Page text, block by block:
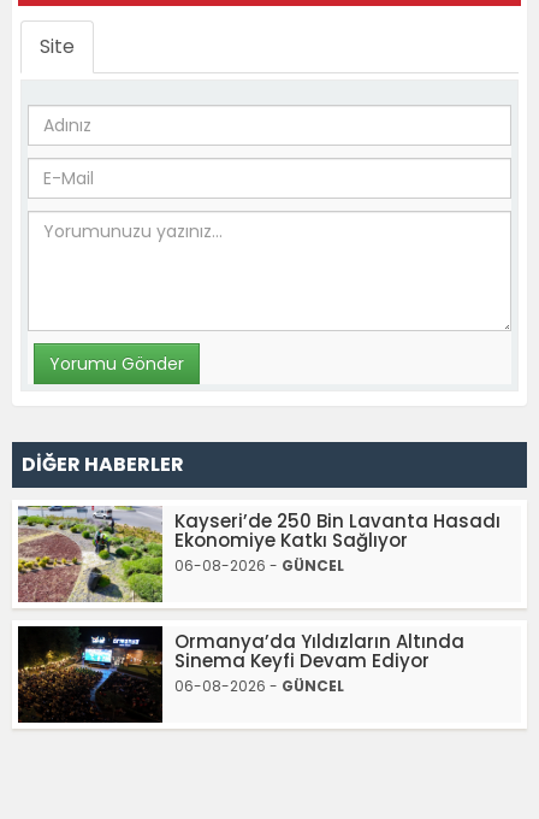
Site
DİĞER HABERLER
Kayseri’de 250 Bin Lavanta Hasadı
Ekonomiye Katkı Sağlıyor
06-08-2026 - GÜNCEL
Ormanya’da Yıldızların Altında
Sinema Keyfi Devam Ediyor
06-08-2026 - GÜNCEL